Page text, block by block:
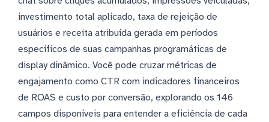
investimento total aplicado, taxa de rejeição de
usuários e receita atribuída gerada em períodos
específicos de suas campanhas programáticas de
display dinâmico. Você pode cruzar métricas de
engajamento como CTR com indicadores financeiros
de ROAS e custo por conversão, explorando os 146
campos disponíveis para entender a eficiência de cada